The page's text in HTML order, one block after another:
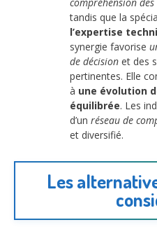
compréhension
tandis que la
l’expertise
synergie favorise
de décision et des
pertinentes. Elle
à une évolution
équilibrée. Les
d’un réseau de
et diversifié.
Les